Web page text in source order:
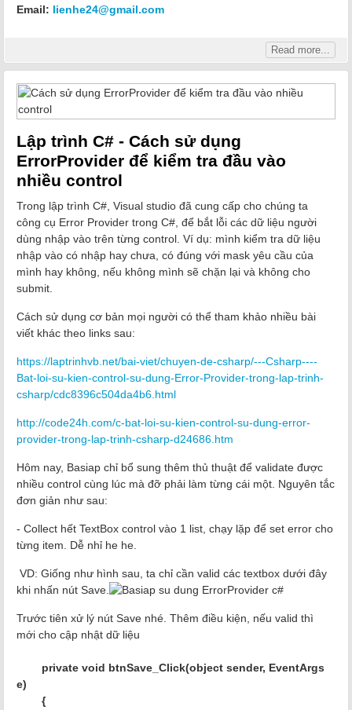
Email: lienhe24@gmail.com
Read more...
Lập trình C# - Cách sử dụng
ErrorProvider để kiểm tra đầu vào
nhiều control
Trong lập trình C#, Visual studio đã cung cấp cho chúng ta
công cụ Error Provider trong C#, để bắt lỗi các dữ liệu người
dùng nhập vào trên từng control. Ví dụ: mình kiểm tra dữ liệu
nhập vào có nhập hay chưa, có đúng với mask yêu cầu của
mình hay không, nếu không mình sẽ chặn lại và không cho
submit.
Cách sử dụng cơ bản mọi người có thể tham khảo nhiều bài
viết khác theo links sau:
https://laptrinhvb.net/bai-viet/chuyen-de-csharp/---Csharp----
Bat-loi-su-kien-control-su-dung-Error-Provider-trong-lap-trinh-
csharp/cdc8396c504da4b6.html
http://code24h.com/c-bat-loi-su-kien-control-su-dung-error-
provider-trong-lap-trinh-csharp-d24686.htm
Hôm nay, Basiap chỉ bổ sung thêm thủ thuật để validate được
nhiều control cùng lúc mà đỡ phải làm từng cái một. Nguyên tắc
đơn giản như sau:
- Collect hết TextBox control vào 1 list, chạy lặp để set error cho
từng item. Dễ nhỉ he he.
VD: Giống như hình sau, ta chỉ cần valid các textbox dưới đây
khi nhấn nút Save.
Trước tiên xử lý nút Save nhé. Thêm điều kiện, nếu valid thì
mới cho cập nhật dữ liệu
private void btnSave_Click(object sender, EventArgs
e)
{